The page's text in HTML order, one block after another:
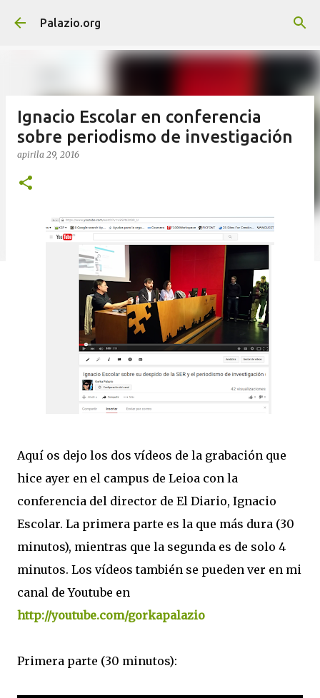
Saltatu eta joan eduki nagusira
Palazio.org
Ignacio Escolar en conferencia
sobre periodismo de investigación
apirila 29, 2016
Aquí os dejo los dos vídeos de la grabación que
hice ayer en el campus de Leioa con la
conferencia del director de El Diario, Ignacio
Escolar. La primera parte es la que más dura (30
minutos), mientras que la segunda es de solo 4
minutos. Los vídeos también se pueden ver en mi
canal de Youtube en
http://youtube.com/gorkapalazio
Primera parte (30 minutos):